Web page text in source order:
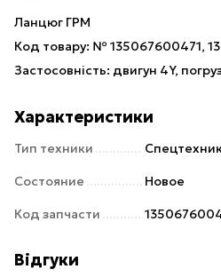
Ланцюг ГРМ
Код товару: № 135067600471,
Застосовність: двигун 4Y,
Характеристики
Тип техники
Состояние Новое
Код запчасти
Відгуки